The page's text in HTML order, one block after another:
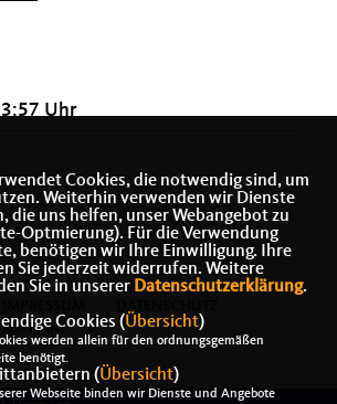
Uhr
KONTAKT
Cookies, die notwendig sind, um
Weiterhin verwenden wir Dienste
uns helfen, unser Webangebot zu
Optmierung). Für die Verwendung
benötigen wir Ihre Einwilligung. Ihre
Sie jederzeit widerrufen. Weitere
Sie in unserer Datenschutzerklärung.
Cookies (Übersicht)
werden allein für den ordnungsgemäßen
benötigt.
(Übersicht)
Webseite binden wir Dienste und Angebote